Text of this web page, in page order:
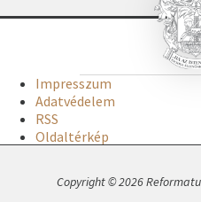
Impresszum
Adatvédelem
RSS
Oldaltérkép
Copyright © 2026